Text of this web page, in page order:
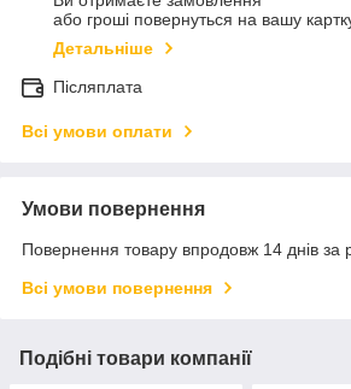
або гроші повернуться на вашу
Детальніше
Післяплата
Всі умови оплати
Умови повернення
Повернення товару впродовж 14 днів за
Всі умови повернення
Подібні товари компанії